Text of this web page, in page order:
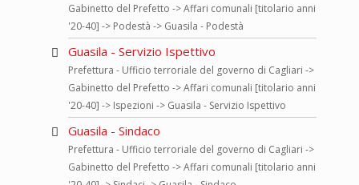
Gabinetto del Prefetto -> Affari comunali [titolario anni
'20-40] -> Podestà -> Guasila - Podestà
Guasila - Servizio Ispettivo
Prefettura - Ufficio terroriale del governo di Cagliari ->
Gabinetto del Prefetto -> Affari comunali [titolario anni
'20-40] -> Ispezioni -> Guasila - Servizio Ispettivo
Guasila - Sindaco
Prefettura - Ufficio terroriale del governo di Cagliari ->
Gabinetto del Prefetto -> Affari comunali [titolario anni